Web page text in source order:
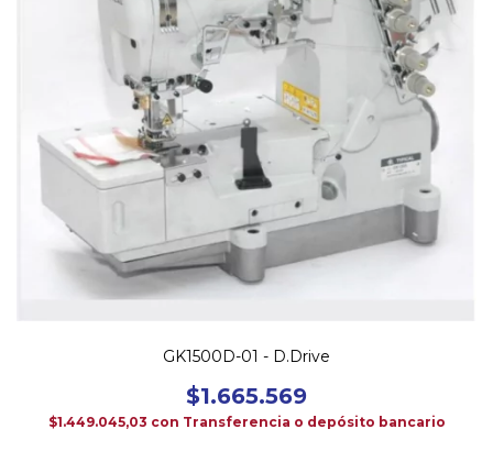
GK1500D-01 - D.Drive
$1.665.569
$1.449.045,03 con Transferencia o depósito bancario